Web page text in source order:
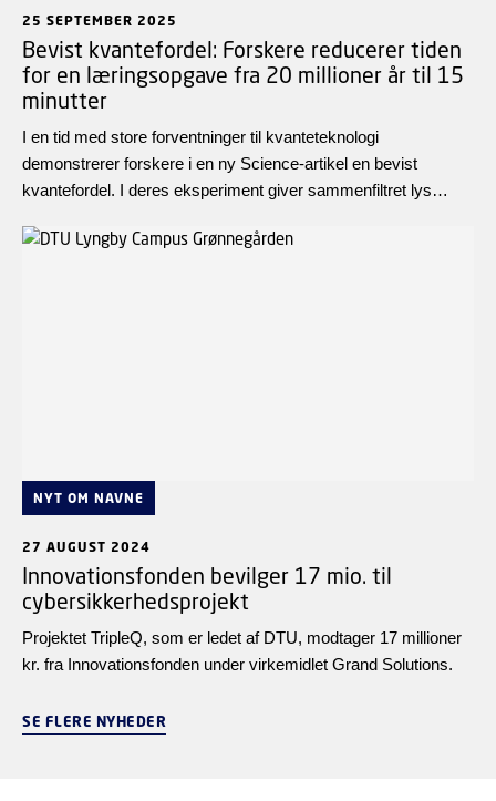
25 SEPTEMBER 2025
Bevist kvantefordel: Forskere reducerer tiden
for en læringsopgave fra 20 millioner år til 15
minutter
I en tid med store forventninger til kvanteteknologi
demonstrerer forskere i en ny Science-artikel en bevist
kvantefordel. I deres eksperiment giver sammenfiltret lys
meget få målinger.
NYT OM NAVNE
27 AUGUST 2024
Innovationsfonden bevilger 17 mio. til
cybersikkerhedsprojekt
Projektet TripleQ, som er ledet af DTU, modtager 17 millioner
kr. fra Innovationsfonden under virkemidlet Grand Solutions.
SE FLERE NYHEDER